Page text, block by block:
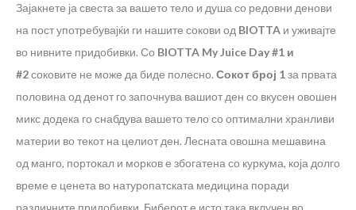
Зајакнете ја свеста за вашето тело и душа со редовни денови
на пост употребувајќи ги нашите сокови од BIOTTA и уживајте
во нивните придобивки. Со BIOTTA My Juice Day #1 и
#2соковите не може да биде полесно.Сокот број 1за првата
половина од денот го започнува вашиот ден со вкусен овошен
микс додека го снабдува вашето тело со оптимални хранливи
материи во текот на целиот ден. Лесната овошна мешавина
од манго, портокал и морков е збогатена со куркума, која долго
време е ценета во натуропатската медицина поради